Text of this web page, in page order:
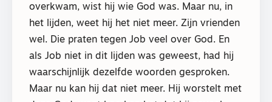
overkwam, wist hij wie God was. Maar nu, in
het lijden, weet hij het niet meer. Zijn vrienden
wel. Die praten tegen Job veel over God. En
als Job niet in dit lijden was geweest, had hij
waarschijnlijk dezelfde woorden gesproken.
Maar nu kan hij dat niet meer. Hij worstelt met